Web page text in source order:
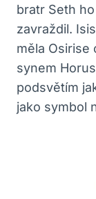
bratr Seth
zavraždil.
měla Osirise
synem
podsvětím
jako symbol